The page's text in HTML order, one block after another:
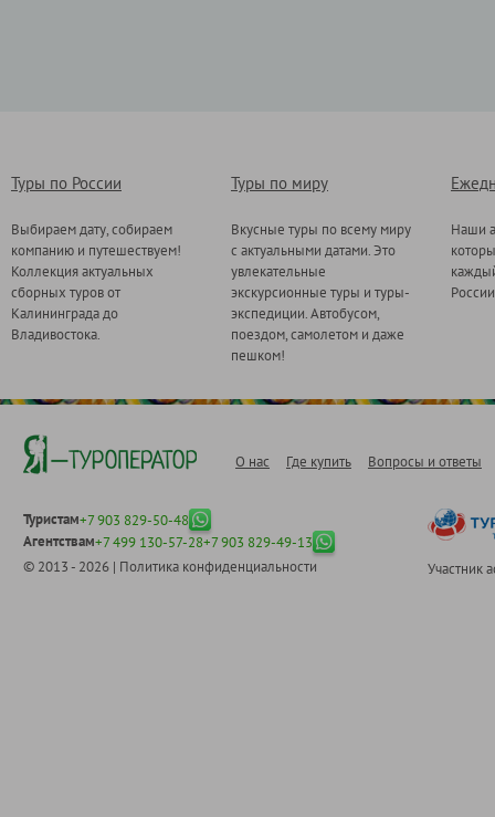
Туры по России
Выбираем дату, собираем
компанию и путешествуем!
Коллекция актуальных
сборных туров от
Калининграда до
Владивостока.
Туры по миру
Вкусные туры по всему миру
с актуальными датами. Это
увлекательные
экскурсионные туры и туры-
экспедиции. Автобусом,
поездом, самолетом и даже
пешком!
Наши
О нас Где купить Вопросы и ответы
Туристам+7 903 829-50-48
Агентствам+7 499 130-57-28+7 903 829-49-13
© 2013 - 2026 | Политика конфиденциальности Участник